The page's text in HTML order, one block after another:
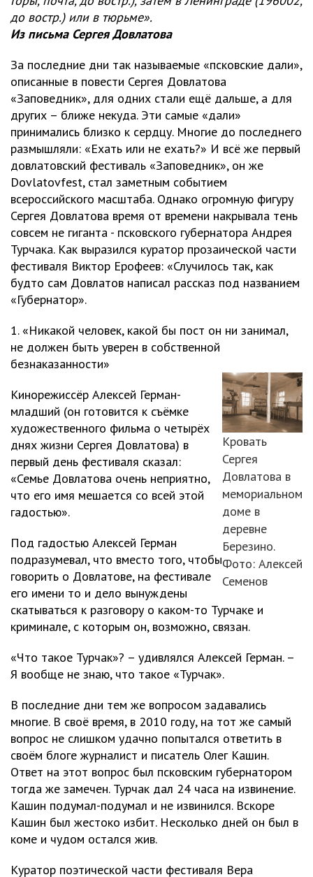
до востр.) или в тюрьме».
Из письма Сергея Довлатова
За последние дни так называемые «псковские дали»,
описанные в повести Сергея Довлатова
«Заповедник», для одних стали ещё дальше, а для
других – ближе некуда. Эти самые «дали»
принимались близко к сердцу. Многие до последнего
размышляли: «Ехать или не ехать?» И всё же первый
довлатовский фестиваль «Заповедник», он же
Dovlatovfest, стал заметным событием
всероссийского масштаба. Однако огромную фигуру
Сергея Довлатова время от времени накрывала тень
совсем не гиганта - псковского губернатора Андрея
Турчака. Как выразился куратор прозаической части
фестиваля Виктор Ерофеев: «Случилось так, как
будто сам Довлатов написал рассказ под названием
«Губернатор».
1. «Никакой человек, какой бы пост он ни занимал,
не должен быть уверен в собственной
безнаказанности»
Кровать
Сергея
Довлатова в
мемориальном
доме в
деревне
Березино.
Фото: Алексей
Семенов
Кинорежиссёр Алексей Герман-
младший (он готовится к съёмке
художественного фильма о четырёх
днях жизни Сергея Довлатова) в
первый день фестиваля сказал:
«Семье Довлатова очень неприятно,
что его имя мешается со всей этой
гадостью».
Под гадостью Алексей Герман
подразумевал, что вместо того, чтобы
говорить о Довлатове, на фестивале
его имени то и дело вынуждены
скатываться к разговору о каком-то Турчаке и
криминале, с которым он, возможно, связан.
«Что такое Турчак»? – удивлялся Алексей Герман. –
Я вообще не знаю, что такое «Турчак».
В последние дни тем же вопросом задавались
многие. В своё время, в 2010 году, на тот же самый
вопрос не слишком удачно попытался ответить в
своём блоге журналист и писатель Олег Кашин.
Ответ на этот вопрос был псковским губернатором
тогда же замечен. Турчак дал 24 часа на извинение.
Кашин подумал-подумал и не извинился. Вскоре
Кашин был жестоко избит. Несколько дней он был в
коме и чудом остался жив.
Куратор поэтической части фестиваля Вера